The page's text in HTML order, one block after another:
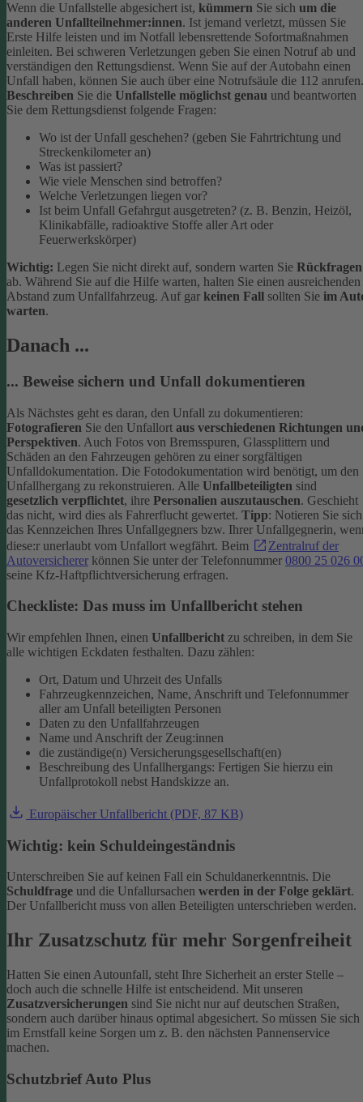
Wenn die Unfallstelle abgesichert ist, kümmern Sie sich um die
anderen Unfallteilnehmer:innen. Ist jemand verletzt, müssen Sie
Erste Hilfe leisten und im Notfall lebensrettende Sofortmaßnahmen
einleiten. Bei schweren Verletzungen geben Sie einen Notruf ab und
verständigen den Rettungsdienst. Wenn Sie auf der Autobahn einen
Unfall haben, können Sie auch über eine Notrufsäule die 112 anrufen.
Beschreiben Sie die Unfallstelle möglichst genau und beantworten
Sie dem Rettungsdienst folgende Fragen:
Wo ist der Unfall geschehen? (geben Sie Fahrtrichtung und
Streckenkilometer an)
Was ist passiert?
Wie viele Menschen sind betroffen?
Welche Verletzungen liegen vor?
Ist beim Unfall Gefahrgut ausgetreten? (z. B. Benzin, Heizöl,
Klinikabfälle, radioaktive Stoffe aller Art oder
Feuerwerkskörper)
Wichtig: Legen Sie nicht direkt auf, sondern warten Sie Rückfragen
ab. Während Sie auf die Hilfe warten, halten Sie einen ausreichenden
Abstand zum Unfallfahrzeug. Auf gar keinen Fall sollten Sie im
warten.
Danach ...
... Beweise sichern und Unfall dokumentieren
Als Nächstes geht es daran, den Unfall zu dokumentieren:
Fotografieren Sie den Unfallort aus verschiedenen Richtungen
Perspektiven. Auch Fotos von Bremsspuren, Glassplittern und
Schäden an den Fahrzeugen gehören zu einer sorgfältigen
Unfalldokumentation. Die Fotodokumentation wird benötigt, um den
Unfallhergang zu rekonstruieren. Alle Unfallbeteiligten sind
gesetzlich verpflichtet, ihre Personalien auszutauschen. Geschieht
das nicht, wird dies als Fahrerflucht gewertet. Tipp: Notieren Sie sich
das Kennzeichen Ihres Unfallgegners bzw. Ihrer Unfallgegnerin,
diese:r unerlaubt vom Unfallort wegfährt. Beim
Zentralruf der
Autoversicherer können Sie unter der Telefonnummer 0800 25 026
seine Kfz-Haftpflichtversicherung erfragen.
Checkliste: Das muss im Unfallbericht stehen
Wir empfehlen Ihnen, einen Unfallbericht zu schreiben, in dem Sie
alle wichtigen Eckdaten festhalten. Dazu zählen:
Ort, Datum und Uhrzeit des Unfalls
Fahrzeugkennzeichen, Name, Anschrift und Telefonnummer
aller am Unfall beteiligten Personen
Daten zu den Unfallfahrzeugen
Name und Anschrift der Zeug:innen
die zuständige(n) Versicherungsgesellschaft(en)
Beschreibung des Unfallhergangs: Fertigen Sie hierzu ein
Unfallprotokoll nebst Handskizze an.
Europäischer Unfallbericht (PDF, 87 KB)
Wichtig: kein Schuldeingeständnis
Unterschreiben Sie auf keinen Fall ein Schuldanerkenntnis. Die
Schuldfrage und die Unfallursachen werden in der Folge geklärt.
Der Unfallbericht muss von allen Beteiligten unterschrieben werden.
Ihr Zusatzschutz für mehr Sorgenfreiheit
Hatten Sie einen Autounfall, steht Ihre Sicherheit an erster Stelle –
doch auch die schnelle Hilfe ist entscheidend. Mit unseren
Zusatzversicherungen sind Sie nicht nur auf deutschen Straßen,
sondern auch darüber hinaus optimal abgesichert. So müssen Sie sich
im Ernstfall keine Sorgen um z. B. den nächsten Pannenservice
machen.
Schutzbrief Auto Plus